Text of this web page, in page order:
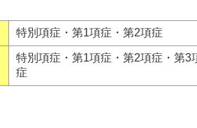
特別項症・第1項症・第2項症
特別項症・第1項症・第2項症・第3
症